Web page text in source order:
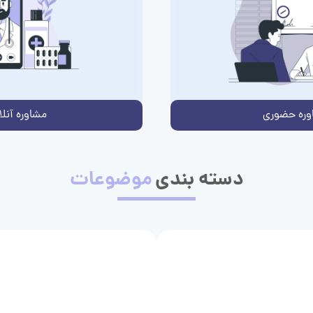
حضوری مشاوره
دسته بندیموضوعات